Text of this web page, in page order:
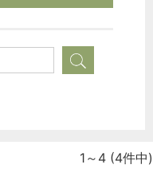
1～4 (4件中)